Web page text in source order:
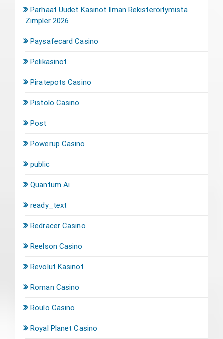
Parhaat Uudet Kasinot Ilman Rekisteröitymistä
Zimpler 2026
Paysafecard Casino
Pelikasinot
Piratepots Casino
Pistolo Casino
Post
Powerup Casino
public
Quantum Ai
ready_text
Redracer Casino
Reelson Casino
Revolut Kasinot
Roman Casino
Roulo Casino
Royal Planet Casino